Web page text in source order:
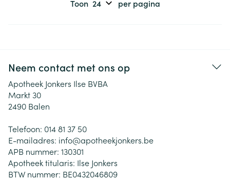
Toon per pagina
Neem contact met ons op
Apotheek Jonkers Ilse BVBA
Markt 30
2490 Balen
Telefoon: 014 81 37 50
E-mailadres: info@apotheekjonkers.be
APB nummer: 130301
Apotheek titularis: Ilse Jonkers
BTW nummer: BE0432046809